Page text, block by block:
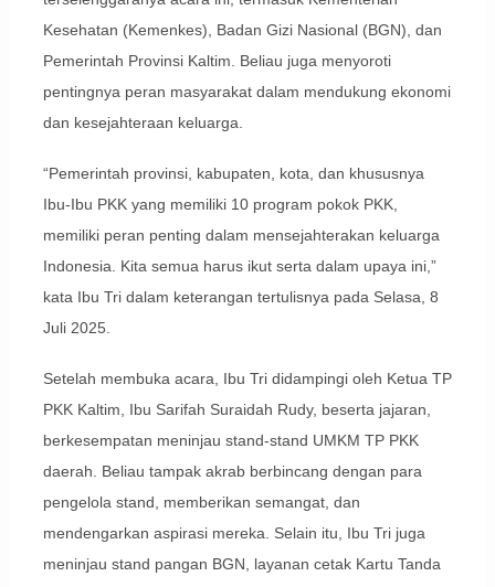
Kesehatan (Kemenkes), Badan Gizi Nasional (BGN), dan
Pemerintah Provinsi Kaltim. Beliau juga menyoroti
pentingnya peran masyarakat dalam mendukung ekonomi
dan kesejahteraan keluarga.
“Pemerintah provinsi, kabupaten, kota, dan khususnya
Ibu-Ibu PKK yang memiliki 10 program pokok PKK,
memiliki peran penting dalam mensejahterakan keluarga
Indonesia. Kita semua harus ikut serta dalam upaya ini,”
kata Ibu Tri dalam keterangan tertulisnya pada Selasa, 8
Juli 2025.
Setelah membuka acara, Ibu Tri didampingi oleh Ketua TP
PKK Kaltim, Ibu Sarifah Suraidah Rudy, beserta jajaran,
berkesempatan meninjau stand-stand UMKM TP PKK
daerah. Beliau tampak akrab berbincang dengan para
pengelola stand, memberikan semangat, dan
mendengarkan aspirasi mereka. Selain itu, Ibu Tri juga
meninjau stand pangan BGN, layanan cetak Kartu Tanda